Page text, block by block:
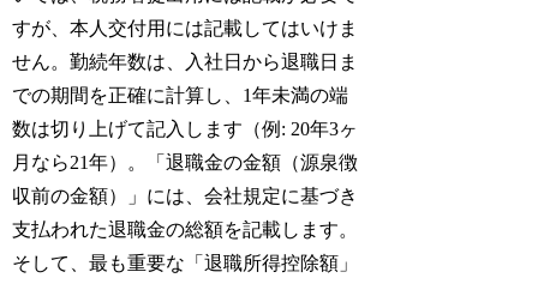
すが、本人交付用には記載してはいけま
せん。勤続年数は、入社日から退職日ま
での期間を正確に計算し、1年未満の端
数は切り上げて記入します（例: 20年3ヶ
月なら21年）。「退職金の金額（源泉徴
収前の金額）」には、会社規定に基づき
支払われた退職金の総額を記載します。
そして、最も重要な「退職所得控除額」